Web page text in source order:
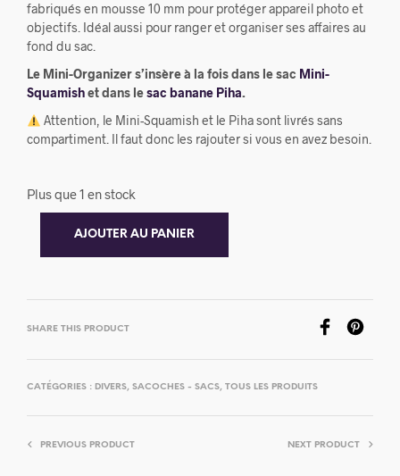
fabriqués en mousse 10 mm pour protéger appareil photo et
objectifs. Idéal aussi pour ranger et organiser ses affaires au
fond du sac.
Le Mini-Organizer s’insère à la fois dans le sac Mini-
Squamishet dans lesac banane Piha.
Attention, le Mini-Squamish et le Piha sont livrés sans
compartiment. Il faut donc les rajouter si vous en avez besoin.
Plus que 1 en stock
AJOUTER AU PANIER
SHARE THIS PRODUCT
CATÉGORIES : DIVERS, SACOCHES - SACS, TOUS LES PRODUITS
PREVIOUS PRODUCT NEXT PRODUCT